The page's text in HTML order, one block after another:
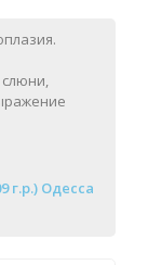
г.р.) Одесса